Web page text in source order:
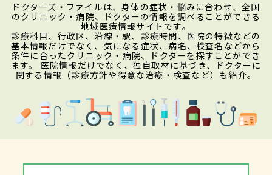
ドクターズ・ファイルは、身体の症状・悩みに合わせ、全国
のクリニック・病院、ドクターの情報を調べることができる
地域医療情報サイトです。
診療科目、行政区、沿線・駅、診療時間、医院の特徴などの
基本情報だけでなく、気になる症状、病名、検査名などから
条件に合ったクリニック・病院、ドクターを探すことができ
ます。 医院情報だけでなく、独自取材に基づき、ドクターに
関する情報（診療方針や得意な治療・検査など）も紹介。